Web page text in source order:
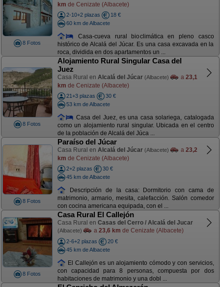
8 Fotos
km de Cenizate (Albacete)
2-10+2 plazas
18 €
60 km de Albacete
Casa-cueva rural bioclimática en pleno casco
histórico de Alcalá del Júcar. Es una casa excavada en la
roca, dividida en dos apartamentos un ...
8 Fotos
Alojamiento Rural Singular Casa del
Juez
Casa Rural en Alcalá del Júcar (Albacete) a 23,1
km de Cenizate (Albacete)
21+3 plazas
30 €
53 km de Albacete
Casa del Juez, es una casa solariega, catalogada
como un alojamiento rural singular. Ubicada en el centro
de la población de Alcalá del Júca ...
8 Fotos
Paraíso del Júcar
Casa Rural en Alcalá del Júcar (Albacete) a 23,2
km de Cenizate (Albacete)
2+2 plazas
30 €
45 km de Albacete
Descripción de la casa: Dormitorio con cama de
matrimonio, armario, mesita, calefacción. Salón comedor
con cocina americana equipada, con el ...
8 Fotos
Casa Rural El Callejón
Casa Rural en Casas del Cerro / Alcalá del Jucar
(Albacete) a 23,6 km de Cenizate (Albacete)
2-6+2 plazas
20 €
45 km de Albacete
El Callejón es un alojamiento cómodo y con servicios,
con capacidad para 8 personas, compuesta por dos
habitaciones de matrimonio y una dobl ...